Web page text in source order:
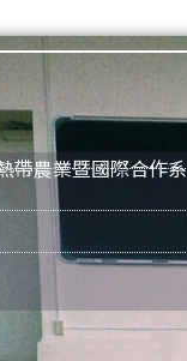
帶農業暨國際合作系